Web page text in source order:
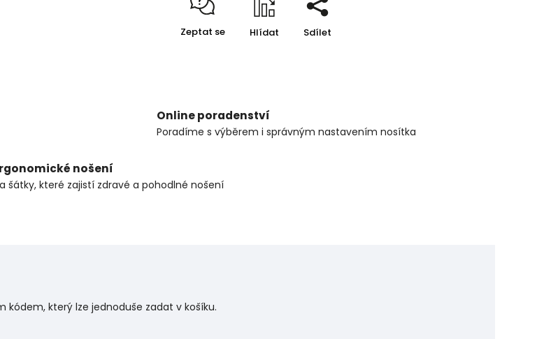
Zeptat se Hlídat Sdílet
Online poradenství
Poradíme s výběrem i správným nastavením nosítka
nošení
šátky, které zajistí zdravé a pohodlné nošení
který lze jednoduše zadat v košíku.